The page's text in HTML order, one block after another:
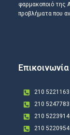
φαρμακοποιό της
προβλήματα που
Επικοινωνία
210 5221163
210 5247783
210 5223914
210 5220954